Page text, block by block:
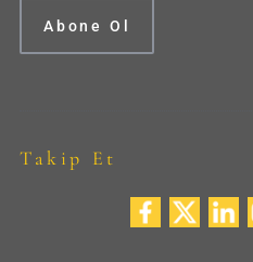
Takip Et